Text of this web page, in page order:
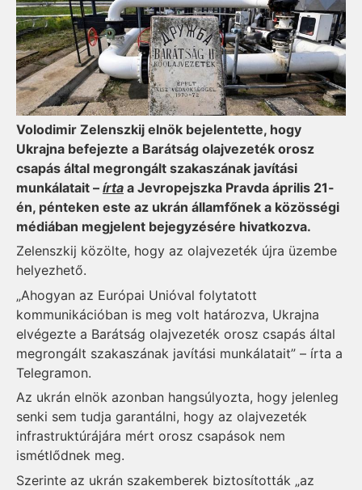
Volodimir Zelenszkij elnök bejelentette, hogy
Ukrajna befejezte a Barátság olajvezeték orosz
csapás által megrongált szakaszának javítási
munkálatait – írta a Jevropejszka Pravda április 21-
én, pénteken este az ukrán államfőnek a közösségi
médiában megjelent bejegyzésére hivatkozva.
Zelenszkij közölte, hogy az olajvezeték újra üzembe
helyezhető.
„Ahogyan az Európai Unióval folytatott
kommunikációban is meg volt határozva, Ukrajna
elvégezte a Barátság olajvezeték orosz csapás által
megrongált szakaszának javítási munkálatait” – írta a
Telegramon.
Az ukrán elnök azonban hangsúlyozta, hogy jelenleg
senki sem tudja garantálni, hogy az olajvezeték
infrastruktúrájára mért orosz csapások nem
ismétlődnek meg.
Szerinte az ukrán szakemberek biztosították „az